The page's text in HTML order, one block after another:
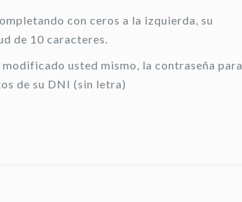
con ceros a la izquierda, su
de 10 caracteres.
usted mismo, la contraseña para
de su DNI (sin letra)